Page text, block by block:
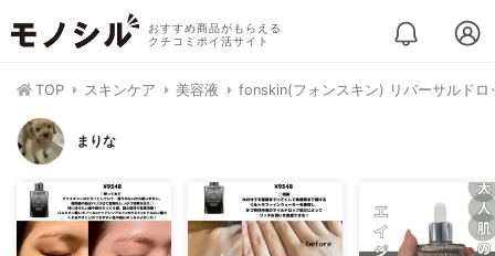
おすすめ商品がもらえる
クチコミポイ活サイト
TOP スキンケア 美容液 fonskin(フォンスキン) リバーサルドロ
まりな